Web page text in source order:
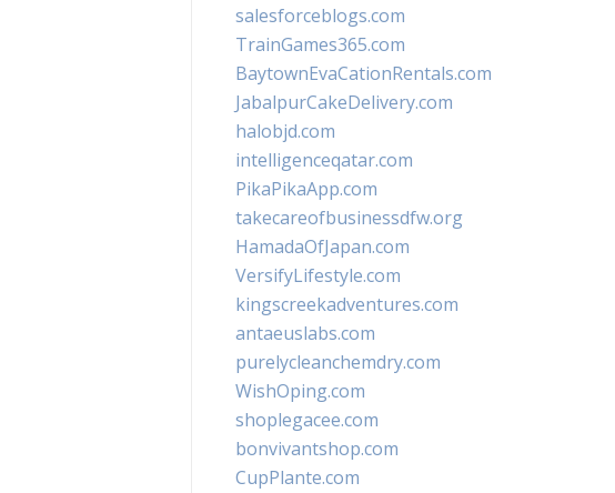
salesforceblogs.com
TrainGames365.com
BaytownEvaCationRentals.com
JabalpurCakeDelivery.com
halobjd.com
intelligenceqatar.com
PikaPikaApp.com
takecareofbusinessdfw.org
HamadaOfJapan.com
VersifyLifestyle.com
kingscreekadventures.com
antaeuslabs.com
purelycleanchemdry.com
WishOping.com
shoplegacee.com
bonvivantshop.com
CupPlante.com